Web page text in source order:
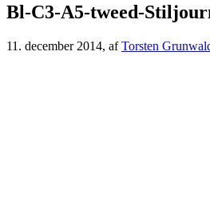
Bl-C3-A5-tweed-
11. december 2014, afTorsten